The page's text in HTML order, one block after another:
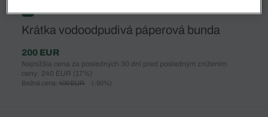
%
Krátka vodoodpudivá páperová bunda
200 EUR
Najnižšia cena za posledných 30 dní pred posledným znížením
ceny: 240 EUR (17%)
Bežná cena: 400 EUR (-50%)